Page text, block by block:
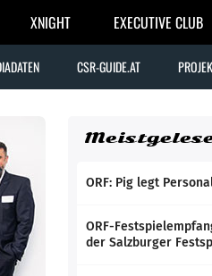
XNIGHT EXECUTIVE CLUB
CSR-GUIDE.AT
ORF: Pig legt
ORF-
der Salzburger